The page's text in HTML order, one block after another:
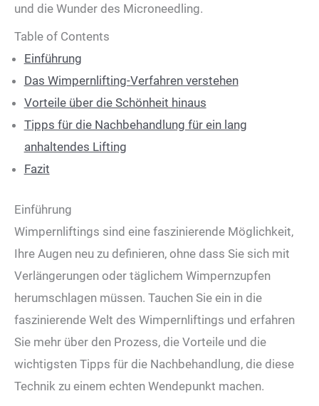
und die Wunder des Microneedling.
Table of Contents
Einführung
Das Wimpernlifting-Verfahren verstehen
Vorteile über die Schönheit hinaus
Tipps für die Nachbehandlung für ein lang
anhaltendes Lifting
Fazit
Einführung
Wimpernliftings sind eine faszinierende Möglichkeit,
Ihre Augen neu zu definieren, ohne dass Sie sich mit
Verlängerungen oder täglichem Wimpernzupfen
herumschlagen müssen. Tauchen Sie ein in die
faszinierende Welt des Wimpernliftings und erfahren
Sie mehr über den Prozess, die Vorteile und die
wichtigsten Tipps für die Nachbehandlung, die diese
Technik zu einem echten Wendepunkt machen.